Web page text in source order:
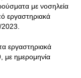
με νοσηλεία
εργαστηριακά
εργαστηριακά
με ημερομηνία